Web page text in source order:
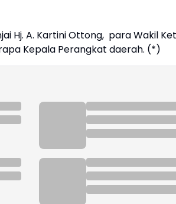
Hj. A. Kartini Ottong, para Wakil
Kepala Perangkat daerah. (*)